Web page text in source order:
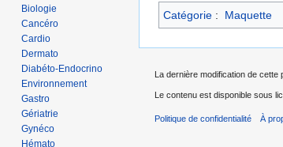
navigation
recherche
Catégorie : Maquette
Biologie
Cancéro
Cardio
Dermato
Diabéto-Endocrino
Environnement
Gastro
Gériatrie
Gynéco
Hémato
La dernière modification de cette
Le contenu est disponible sous
Politique de confidentialité À